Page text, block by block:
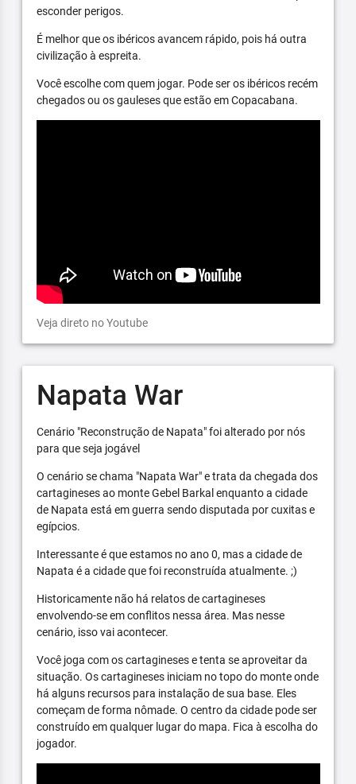
esconder perigos.
É melhor que os ibéricos avancem rápido, pois há outra
civilização à espreita.
Você escolhe com quem jogar. Pode ser os ibéricos recém
chegados ou os gauleses que estão em Copacabana.
Veja direto no Youtube
Napata War
Cenário "Reconstrução de Napata" foi alterado por nós
para que seja jogável
O cenário se chama "Napata War" e trata da chegada dos
cartagineses ao monte Gebel Barkal enquanto a cidade
de Napata está em guerra sendo disputada por cuxitas e
egípcios.
Interessante é que estamos no ano 0, mas a cidade de
Napata é a cidade que foi reconstruída atualmente. ;)
Historicamente não há relatos de cartagineses
envolvendo-se em conflitos nessa área. Mas nesse
cenário, isso vai acontecer.
Você joga com os cartagineses e tenta se aproveitar da
situação. Os cartagineses iniciam no topo do monte onde
há alguns recursos para instalação de sua base. Eles
começam de forma nômade. O centro da cidade pode ser
construído em qualquer lugar do mapa. Fica à escolha do
jogador.